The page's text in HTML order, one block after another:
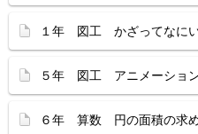
１年 図工 かざってなに
５年 図工 アニメーショ
６年 算数 円の面積の求